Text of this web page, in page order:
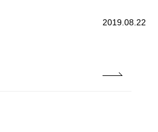
2019.08.22